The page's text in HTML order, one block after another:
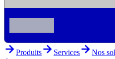
arrow_forwardProduitsarrow_forward Servicesarrow_forwardNos